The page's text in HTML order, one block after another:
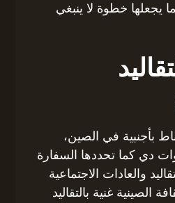
يجعلها خطوة لا ينبغي
بأجنبية في الصين،
دي كما تحددها السفارة
والعادات الاجتماعية
الصينية غنية بالتقاليد